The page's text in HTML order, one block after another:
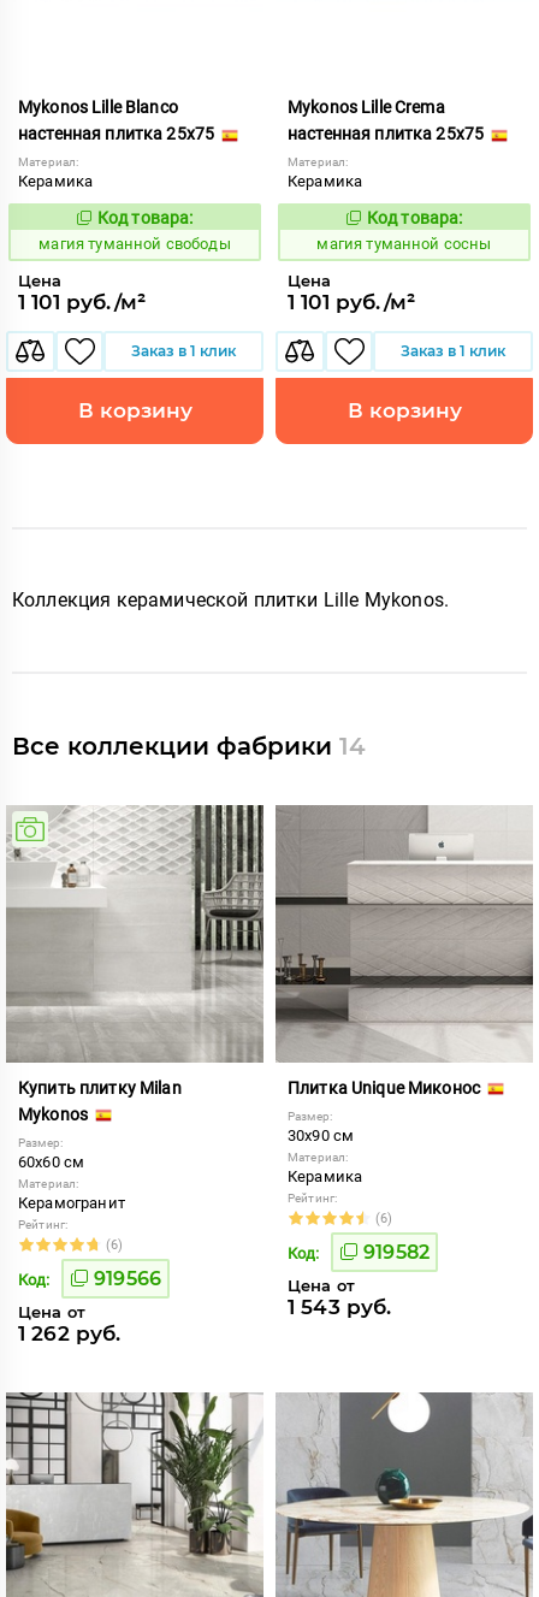
Mykonos Lille Blanco
настенная плитка 25x75
Материал:
Керамика
Код:
919460
Код товара:
магия туманной свободы
Цена
1 101 руб./м²
Заказ в 1 клик
В корзину
Mykonos Lille Crema
настенная плитка 25x75
Материал:
Керамика
Код:
919472
Код товара:
магия туманной сосны
Цена
1 101 руб./м²
Заказ в 1 клик
В корзину
Коллекция керамической плитки Lille Mykonos.
Все коллекции фабрики 14
Купить плитку Milan
Mykonos
Размер:
60x60 см
Материал:
Керамогранит
Рейтинг:
(6)
Код: 919566
Цена от
1 262 руб.
Плитка Unique Миконос
Размер:
30x90 см
Материал:
Керамика
Рейтинг:
(6)
Код: 919582
Цена от
1 543 руб.